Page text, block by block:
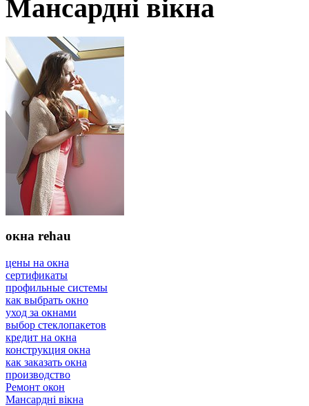
Мансардні вікна
окна rehau
цены на окна
сертификаты
профильные системы
как выбрать окно
уход за окнами
выбор стеклопакетов
кредит на окна
конструкция окна
как заказать окна
производство
Ремонт окон
Мансардні вікна